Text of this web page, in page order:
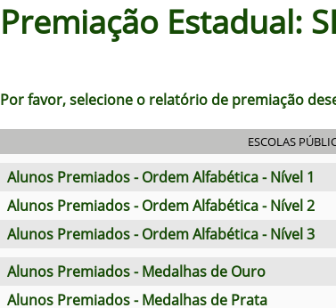
Premiação Estadual:
Por favor, selecione o relatório de premiação
ESCOLAS
Alunos Premiados - Ordem Alfabética - Nível 1
Alunos Premiados - Ordem Alfabética - Nível 2
Alunos Premiados - Ordem Alfabética - Nível 3
Alunos Premiados - Medalhas de Ouro
Alunos Premiados - Medalhas de Prata